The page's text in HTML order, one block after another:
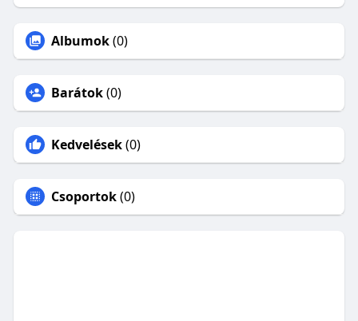
Albumok(0)
Barátok(0)
Kedvelések(0)
Csoportok(0)